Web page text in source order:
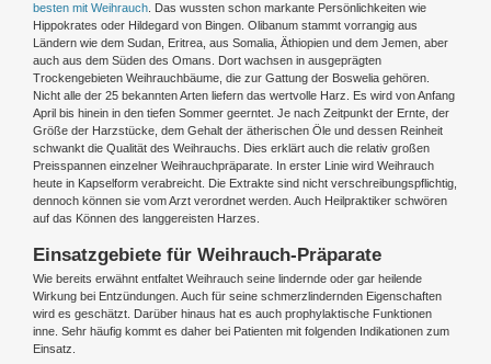
besten mit Weihrauch . Das wussten schon markante Persönlichkeiten wie
Hippokrates oder Hildegard von Bingen. Olibanum stammt vorrangig aus
Ländern wie dem Sudan, Eritrea, aus Somalia, Äthiopien und dem Jemen, aber
auch aus dem Süden des Omans. Dort wachsen in ausgeprägten
Trockengebieten Weihrauchbäume, die zur Gattung der Boswelia gehören.
Nicht alle der 25 bekannten Arten liefern das wertvolle Harz. Es wird von Anfang
April bis hinein in den tiefen Sommer geerntet. Je nach Zeitpunkt der Ernte, der
Größe der Harzstücke, dem Gehalt der ätherischen Öle und dessen Reinheit
schwankt die Qualität des Weihrauchs. Dies erklärt auch die relativ großen
Preisspannen einzelner Weihrauchpräparate. In erster Linie wird Weihrauch
heute in Kapselform verabreicht. Die Extrakte sind nicht verschreibungspflichtig,
dennoch können sie vom Arzt verordnet werden. Auch Heilpraktiker schwören
auf das Können des langgereisten Harzes.
Einsatzgebiete für Weihrauch-Präparate
Wie bereits erwähnt entfaltet Weihrauch seine lindernde oder gar heilende
Wirkung bei Entzündungen. Auch für seine schmerzlindernden Eigenschaften
wird es geschätzt. Darüber hinaus hat es auch prophylaktische Funktionen
inne. Sehr häufig kommt es daher bei Patienten mit folgenden Indikationen zum
Einsatz.